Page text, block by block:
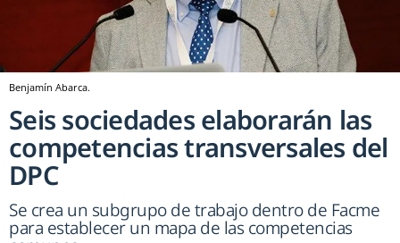
Benjamín Abarca.
Seis sociedades elaborarán las
competencias transversales del
DPC
Se crea un subgrupo de trabajo dentro de Facme
para establecer un mapa de las competencias